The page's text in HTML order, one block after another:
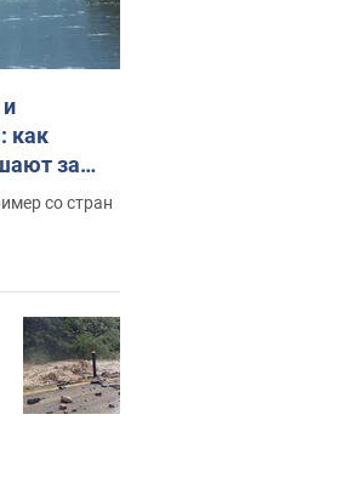
как
за
со стран